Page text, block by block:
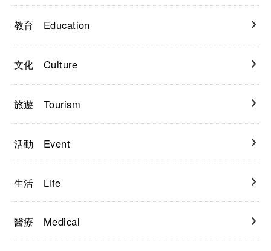
教育 Education
文化 Culture
旅遊 Tourism
活動 Event
生活 Life
醫療 Medical